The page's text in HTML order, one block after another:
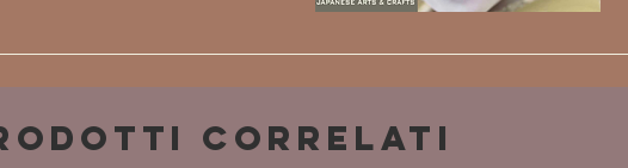
correlati